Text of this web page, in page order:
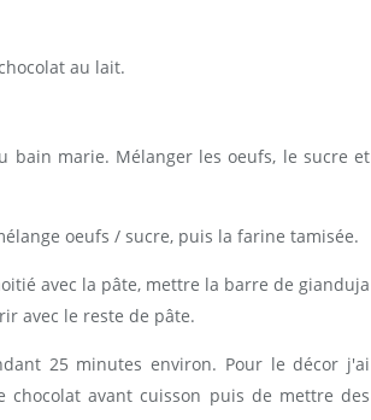
au lait.
bain marie. Mélanger les oeufs, le sucre et
oeufs / sucre, puis la farine tamisée.
avec la pâte, mettre la barre de gianduja
avec le reste de pâte.
25 minutes environ. Pour le décor j'ai
avant cuisson puis de mettre des